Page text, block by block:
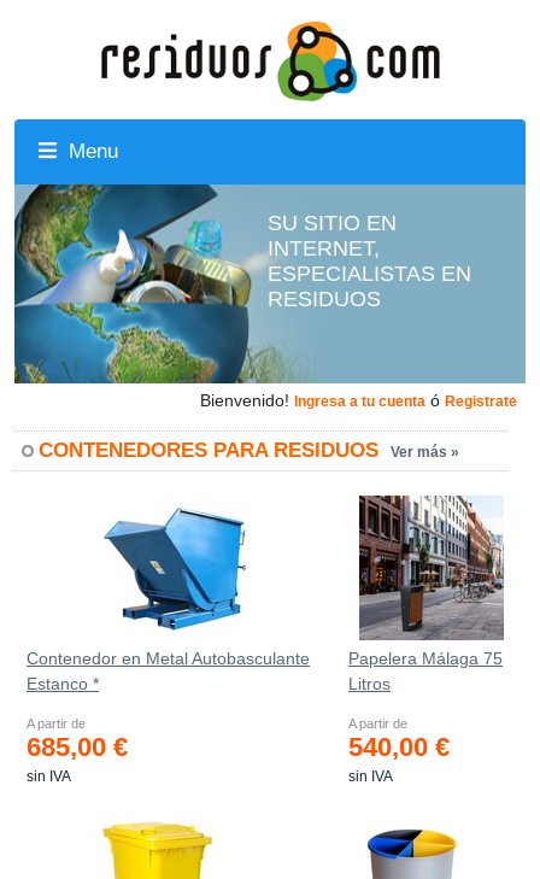
Menu
SU SITIO EN
INTERNET,
ESPECIALISTAS EN
RESIDUOS
Bienvenido! Ingresa a tu cuenta ó Registrate
CONTENEDORES PARA RESIDUOS Ver más »
Contenedor en Metal Autobasculante
Estanco *
A partir de
685,00 €
sin IVA
Papelera Málaga 75
Litros
A partir de
540,00 €
sin IVA